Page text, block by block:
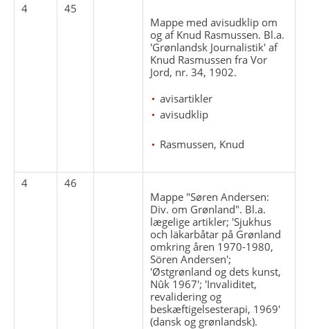
4
45
Mappe med avisudklip om
og af Knud Rasmussen. Bl.a.
'Grønlandsk Journalistik' af
Knud Rasmussen fra Vor
Jord, nr. 34, 1902.
avisartikler
avisudklip
Rasmussen, Knud
4
46
Mappe "Søren Andersen:
Div. om Grønland". Bl.a.
lægelige artikler; 'Sjukhus
och läkarbåtar på Grønland
omkring åren 1970-1980,
Sören Andersen';
'Østgrønland og dets kunst,
Nûk 1967'; 'Invaliditet,
revalidering og
beskæftigelsesterapi, 1969'
(dansk og grønlandsk).